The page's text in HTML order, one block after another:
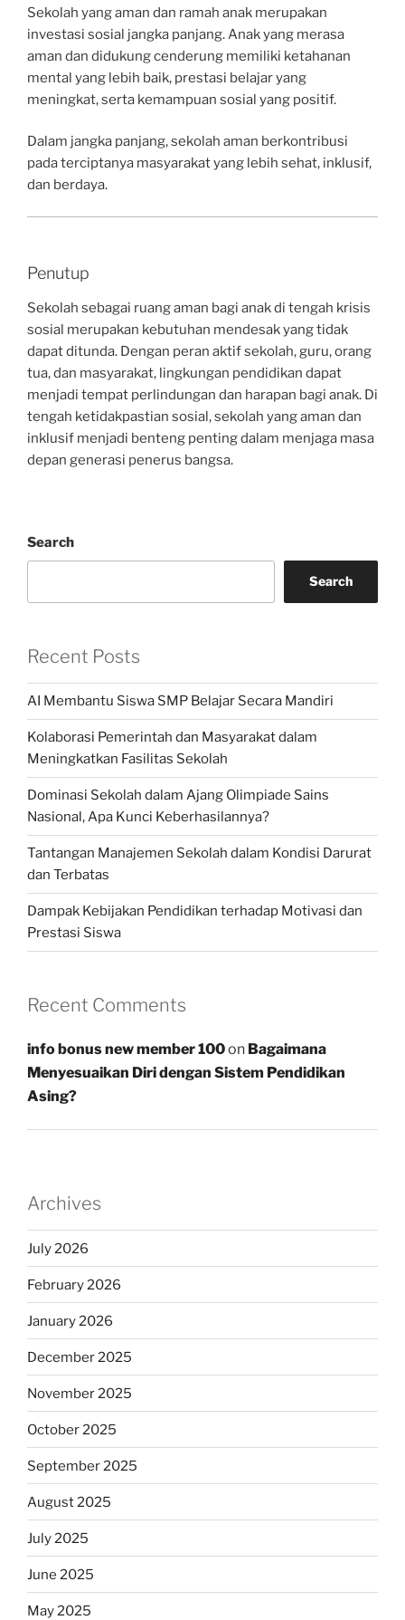
Sekolah yang aman dan ramah anak merupakan
investasi sosial jangka panjang. Anak yang merasa
aman dan didukung cenderung memiliki ketahanan
mental yang lebih baik, prestasi belajar yang
meningkat, serta kemampuan sosial yang positif.
Dalam jangka panjang, sekolah aman berkontribusi
pada terciptanya masyarakat yang lebih sehat, inklusif,
dan berdaya.
Penutup
Sekolah sebagai ruang aman bagi anak di tengah krisis
sosial merupakan kebutuhan mendesak yang tidak
dapat ditunda. Dengan peran aktif sekolah, guru, orang
tua, dan masyarakat, lingkungan pendidikan dapat
menjadi tempat perlindungan dan harapan bagi anak. Di
tengah ketidakpastian sosial, sekolah yang aman dan
inklusif menjadi benteng penting dalam menjaga masa
depan generasi penerus bangsa.
Search
Search
Recent Posts
AI Membantu Siswa SMP Belajar Secara Mandiri
Kolaborasi Pemerintah dan Masyarakat dalam
Meningkatkan Fasilitas Sekolah
Dominasi Sekolah dalam Ajang Olimpiade Sains
Nasional, Apa Kunci Keberhasilannya?
Tantangan Manajemen Sekolah dalam Kondisi Darurat
dan Terbatas
Dampak Kebijakan Pendidikan terhadap Motivasi dan
Prestasi Siswa
Recent Comments
info bonus new member 100on Bagaimana
Menyesuaikan Diri dengan Sistem Pendidikan
Asing?
Archives
July 2026
February 2026
January 2026
December 2025
November 2025
October 2025
September 2025
August 2025
July 2025
June 2025
May 2025